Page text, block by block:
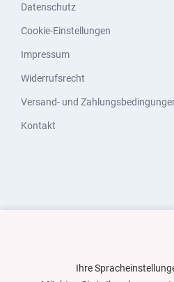
Datenschutz
Cookie-Einstellungen
Impressum
Widerrufsrecht
Versand- und
Kontakt
Ihre